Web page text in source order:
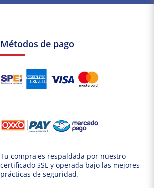
Métodos de pago
Tu compra es respaldada por nuestro
certificado SSL y operada bajo las mejores
prácticas de seguridad.